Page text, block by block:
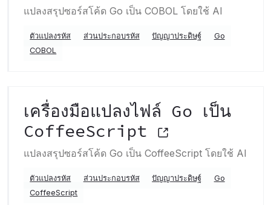
แปลงสรุปซอร์สโค้ด Go เป็น COBOL โดยใช้ AI
ตัวแปลงรหัส ส่วนประกอบรหัส ปัญญาประดิษฐ์
Go
COBOL
เครื่องมือแปลงไฟล์ Go เป็น
CoffeeScript
แปลงสรุปซอร์สโค้ด Go เป็น CoffeeScript โดยใช้ AI
ตัวแปลงรหัส ส่วนประกอบรหัส ปัญญาประดิษฐ์
Go
CoffeeScript